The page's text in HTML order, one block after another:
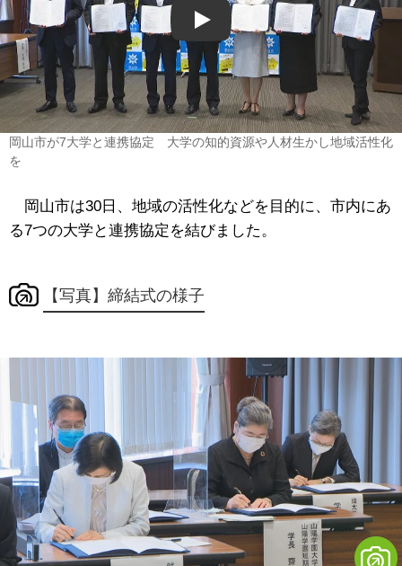
Play
岡山市が7大学と連携協定 大学の知的資源や人材生かし地域活性化
を
岡山市は30日、地域の活性化などを目的に、市内にあ
る7つの大学と連携協定を結びました。
【写真】締結式の様子